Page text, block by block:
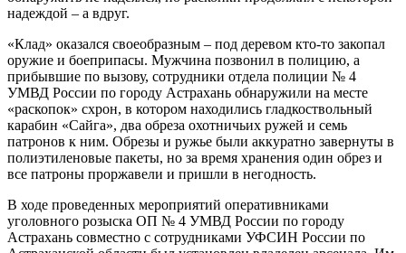
надеждой – а вдруг.
«Клад» оказался своеобразным – под деревом кто-то закопал
оружие и боеприпасы. Мужчина позвонил в полицию, а
прибывшие по вызову, сотрудники отдела полиции № 4
УМВД России по городу Астрахань обнаружили на месте
«раскопок» схрон, в котором находились гладкоствольный
карабин «Сайга», два обреза охотничьих ружей и семь
патронов к ним. Обрезы и ружье были аккуратно завернуты в
полиэтиленовые пакеты, но за время хранения один обрез и
все патроны проржавели и пришли в негодность.
В ходе проведенных мероприятий оперативниками
уголовного розыска ОП № 4 УМВД России по городу
Астрахань совместно с сотрудниками УФСИН России по